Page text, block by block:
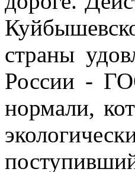
страны
России -
нормали,